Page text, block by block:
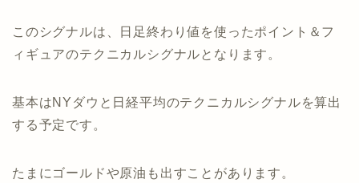
このシグナルは、日足終わり値を使ったポイント＆フ
ィギュアのテクニカルシグナルとなります。
基本はNYダウと日経平均のテクニカルシグナルを算出
する予定です。
たまにゴールドや原油も出すことがあります。